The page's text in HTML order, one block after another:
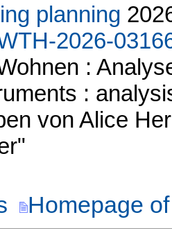
planning
2026-
:
:
von Alice
Homepage